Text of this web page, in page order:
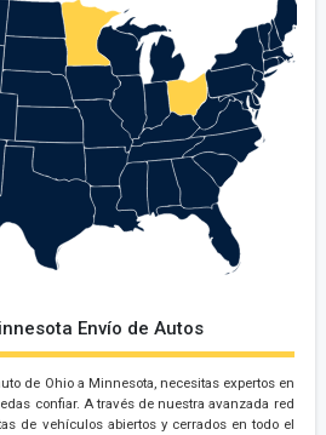
Envío de Autos
de Ohio a Minnesota, necesitas expertos en
confiar. A través de nuestra avanzada red
de vehículos abiertos y cerrados en todo el